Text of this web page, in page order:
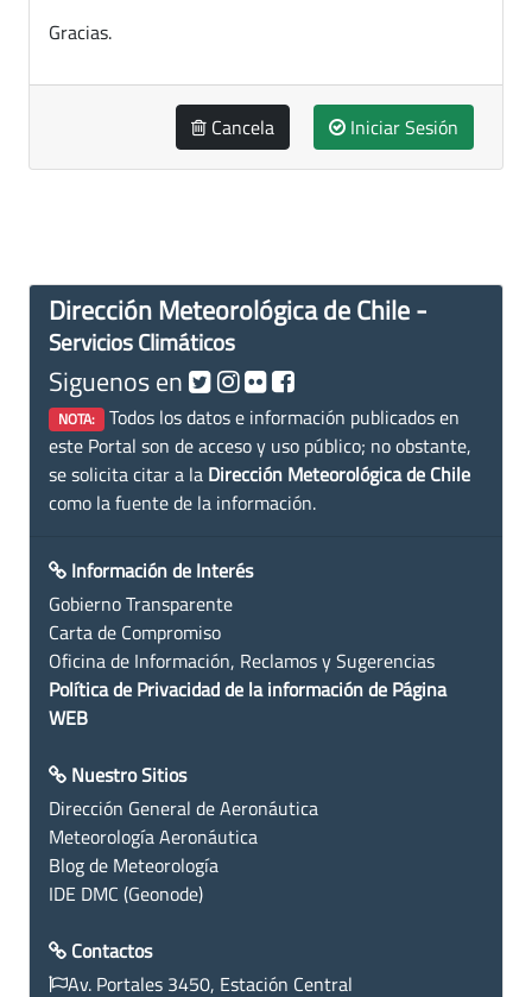
Gracias.
Cancela Iniciar Sesión
Dirección Meteorológica de Chile -
Servicios Climáticos
Siguenos en
NOTA: Todos los datos e información publicados en
este Portal son de acceso y uso público; no obstante,
se solicita citar a la Dirección Meteorológica de Chile
como la fuente de la información.
Información de Interés
Gobierno Transparente
Carta de Compromiso
Oficina de Información, Reclamos y Sugerencias
Política de Privacidad de la información de Página
WEB
Nuestro Sitios
Dirección General de Aeronáutica
Meteorología Aeronáutica
Blog de Meteorología
IDE DMC (Geonode)
Contactos
Av. Portales 3450, Estación Central